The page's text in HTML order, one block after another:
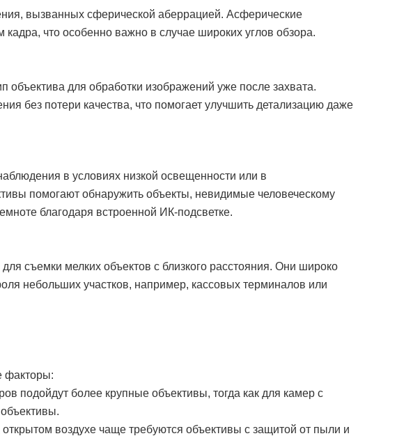
вызванных сферической аберрацией. Асферические
что особенно важно в случае широких углов обзора.
для обработки изображений уже после захвата.
без потери качества, что помогает улучшить детализацию даже
в условиях низкой освещенности или в
помогают обнаружить объекты, невидимые человеческому
благодаря встроенной ИК-подсветке.
съемки мелких объектов с близкого расстояния. Они широко
небольших участков, например, кассовых терминалов или
факторы:
подойдут более крупные объективы, тогда как для камер с
воздухе чаще требуются объективы с защитой от пыли и